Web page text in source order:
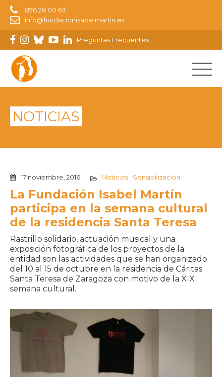
876 28 00 63
info@fundacionisabelmartin.es
Preguntas Frecuentes
NOTICIAS
17 noviembre, 2016 Noticias Sensibilización
La Fundación Isabel Martín
participa en la semana cultural
de la residencia Santa Teresa
Rastrillo solidario, actuación musical y una
exposición fotográfica de los proyectos de la
entidad son las actividades que se han organizado
del 10 al 15 de octubre en la residencia de Cáritas
Santa Teresa de Zaragoza con motivo de la XIX
semana cultural.